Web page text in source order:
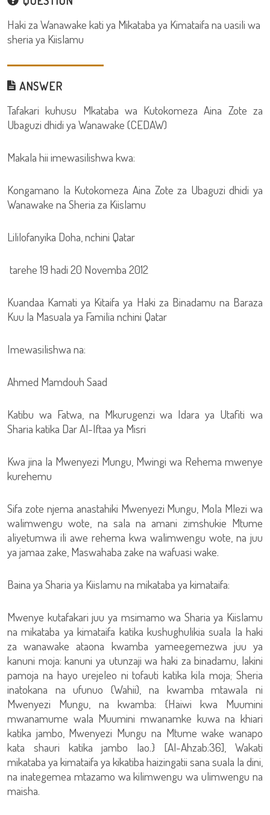
Haki za Wanawake kati ya Mikataba ya Kimataifa na uasili wa
sheria ya Kiislamu
ANSWER
Tafakari kuhusu Mkataba wa Kutokomeza Aina Zote za
Ubaguzi dhidi ya Wanawake (CEDAW)
Makala hii imewasilishwa kwa:
Kongamano la Kutokomeza Aina Zote za Ubaguzi dhidi ya
Wanawake na Sheria za Kiislamu
Lililofanyika Doha, nchini Qatar
tarehe 19 hadi 20 Novemba 2012
Kuandaa Kamati ya Kitaifa ya Haki za Binadamu na Baraza
Kuu la Masuala ya Familia nchini Qatar
Imewasilishwa na:
Ahmed Mamdouh Saad
Katibu wa Fatwa, na Mkurugenzi wa Idara ya Utafiti wa
Sharia katika Dar Al-Iftaa ya Misri
Kwa jina la Mwenyezi Mungu, Mwingi wa Rehema mwenye
kurehemu
Sifa zote njema anastahiki Mwenyezi Mungu, Mola Mlezi wa
walimwengu wote, na sala na amani zimshukie Mtume
aliyetumwa ili awe rehema kwa walimwengu wote, na juu
ya jamaa zake, Maswahaba zake na wafuasi wake.
Baina ya Sharia ya Kiislamu na mikataba ya kimataifa:
Mwenye kutafakari juu ya msimamo wa Sharia ya Kiislamu
na mikataba ya kimataifa katika kushughulikia suala la haki
za wanawake ataona kwamba yameegemezwa juu ya
kanuni moja: kanuni ya utunzaji wa haki za binadamu, lakini
pamoja na hayo urejeleo ni tofauti katika kila moja; Sheria
inatokana na ufunuo (Wahii), na kwamba mtawala ni
Mwenyezi Mungu, na kwamba: {Haiwi kwa Muumini
mwanamume wala Muumini mwanamke kuwa na khiari
katika jambo, Mwenyezi Mungu na Mtume wake wanapo
kata shauri katika jambo lao.} [Al-Ahzab:36], Wakati
mikataba ya kimataifa ya kikatiba haizingatii sana suala la dini,
na inategemea mtazamo wa kilimwengu wa ulimwengu na
maisha.